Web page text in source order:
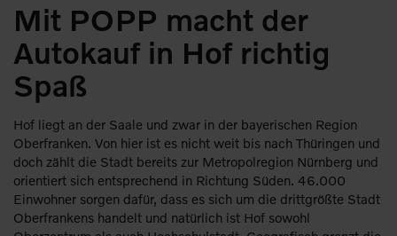
Mit POPP macht der
Autokauf in Hof richtig
Spaß
Hof liegt an der Saale und zwar in der bayerischen Region
Oberfranken. Von hier ist es nicht weit bis nach Thüringen und
doch zählt die Stadt bereits zur Metropolregion Nürnberg und
orientiert sich entsprechend in Richtung Süden. 46.000
Einwohner sorgen dafür, dass es sich um die drittgrößte Stadt
Oberfrankens handelt und natürlich ist Hof sowohl